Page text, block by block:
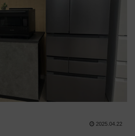
2025.04.22